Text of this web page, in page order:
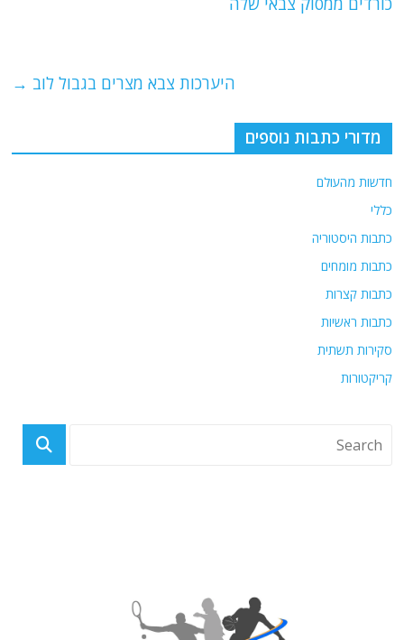
A
ra
k
היערכות צבא מצרים בגבול לוב →
מדורי כתבות נוספים
חדשות מהעולם
כללי
כתבות היסטוריה
כתבות מומחים
כתבות קצרות
כתבות ראשיות
סקירות תשתית
קריקטורות